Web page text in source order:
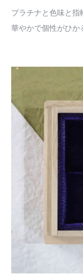
プラチナと色味と指
華やかで個性がひか